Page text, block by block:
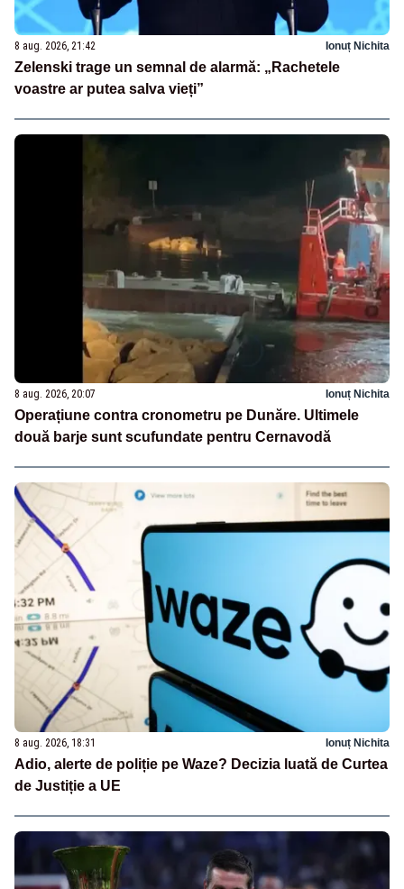
8 aug. 2026, 21:42 Ionuț Nichita
Zelenski trage un semnal de alarmă: „Rachetele
voastre ar putea salva vieți”
8 aug. 2026, 20:07 Ionuț Nichita
Operațiune contra cronometru pe Dunăre. Ultimele
două barje sunt scufundate pentru Cernavodă
8 aug. 2026, 18:31 Ionuț Nichita
Adio, alerte de poliție pe Waze? Decizia luată de Curtea
de Justiție a UE